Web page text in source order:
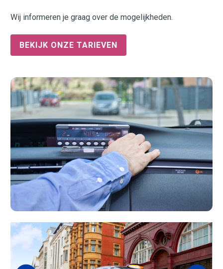
Wij informeren je graag over de mogelijkheden.
BEKIJK ONZE TARIEVEN